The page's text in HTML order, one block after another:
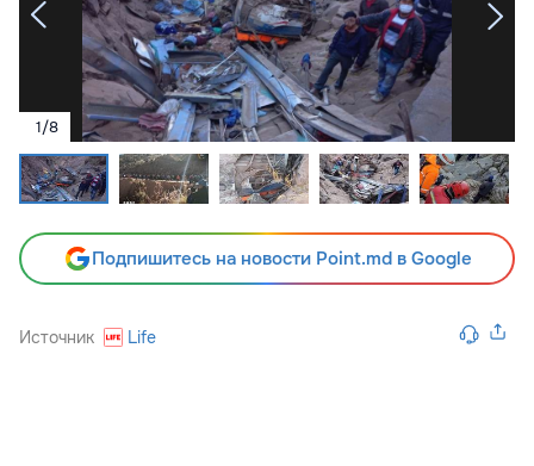
1/8
Подпишитесь на новости Point.md в Google
Источник Life